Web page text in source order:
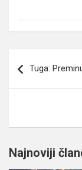
članaka
Tuga:
Najnoviji